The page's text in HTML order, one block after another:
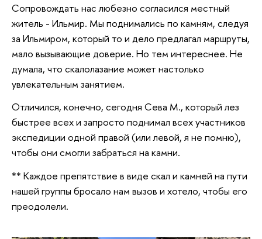
Сопровождать нас любезно согласился местный
житель - Ильмир. Мы поднимались по камням, следуя
за Ильмиром, который то и дело предлагал маршруты,
мало вызывающие доверие. Но тем интереснее. Не
думала, что скалолазание может настолько
увлекательным занятием.
Отличился, конечно, сегодня Сева М., который лез
быстрее всех и запросто поднимал всех участников
экспедиции одной правой (или левой, я не помню),
чтобы они смогли забраться на камни.
** Каждое препятствие в виде скал и камней на пути
нашей группы бросало нам вызов и хотело, чтобы его
преодолели.